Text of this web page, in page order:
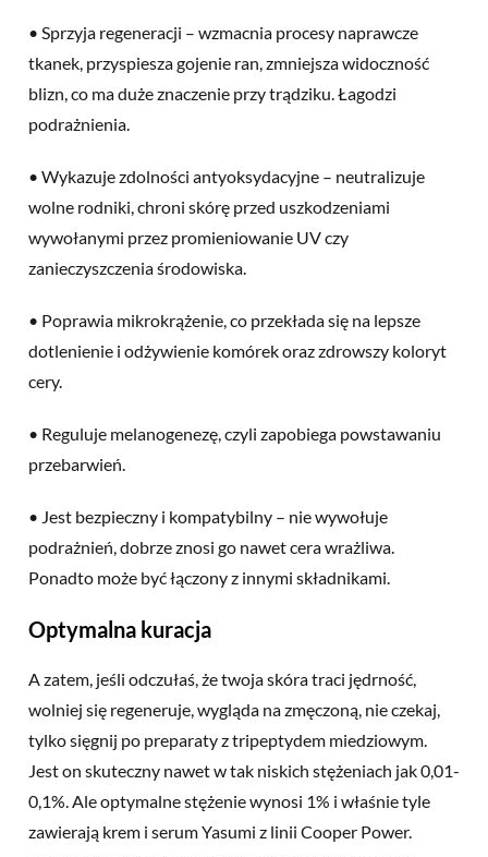
• Sprzyja regeneracji – wzmacnia procesy naprawcze
tkanek, przyspiesza gojenie ran, zmniejsza widoczność
blizn, co ma duże znaczenie przy trądziku. Łagodzi
podrażnienia.
• Wykazuje zdolności antyoksydacyjne – neutralizuje
wolne rodniki, chroni skórę przed uszkodzeniami
wywołanymi przez promieniowanie UV czy
zanieczyszczenia środowiska.
• Poprawia mikrokrążenie, co przekłada się na lepsze
dotlenienie i odżywienie komórek oraz zdrowszy koloryt
cery.
• Reguluje melanogenezę, czyli zapobiega powstawaniu
przebarwień.
• Jest bezpieczny i kompatybilny – nie wywołuje
podrażnień, dobrze znosi go nawet cera wrażliwa.
Ponadto może być łączony z innymi składnikami.
Optymalna kuracja
A zatem, jeśli odczułaś, że twoja skóra traci jędrność,
wolniej się regeneruje, wygląda na zmęczoną, nie czekaj,
tylko sięgnij po preparaty z tripeptydem miedziowym.
Jest on skuteczny nawet w tak niskich stężeniach jak 0,01-
0,1%. Ale optymalne stężenie wynosi 1% i właśnie tyle
zawierają krem i serum Yasumi z linii Cooper Power.